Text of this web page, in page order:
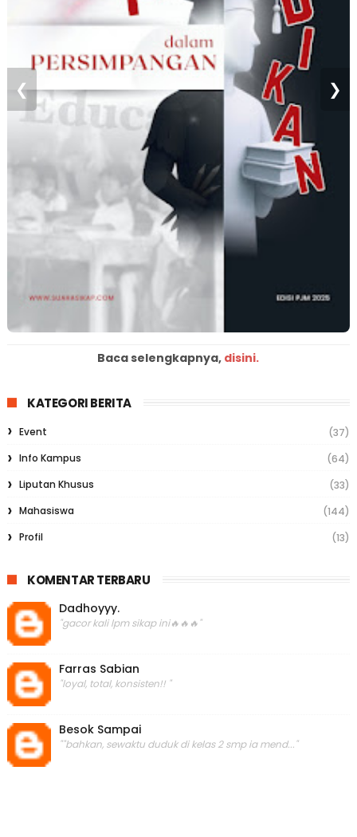
❮ ❯
Baca selengkapnya, disini.
KATEGORI BERITA
Event
(37)
Info Kampus
(64)
Liputan Khusus
(33)
Mahasiswa
(144)
Profil
(13)
KOMENTAR TERBARU
Dadhoyyy.
"gacor kali lpm sikap ini🔥🔥🔥"
Farras Sabian
"loyal, total, konsisten!! "
Besok Sampai
""bahkan, sewaktu duduk di kelas 2 smp ia mend..."